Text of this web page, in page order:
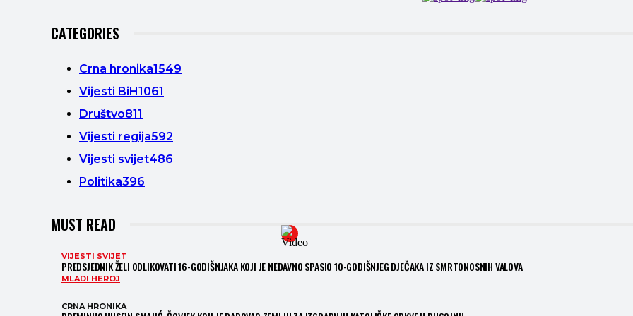
CATEGORIES
Crna hronika1549
Vijesti BiH 1061
Društvo811
Vijesti regija592
Vijesti svijet486
Politika396
MUST READ
VIJESTI SVIJET
PREDSJEDNIK ŽELI ODLIKOVATI 16-GODIŠNJAKA KOJI JE NEDAVNO SPASIO 10-GODIŠNJEG DJEČAKA IZ SMRTONOSNIH VALOVA
MLADI HEROJ
CRNA HRONIKA